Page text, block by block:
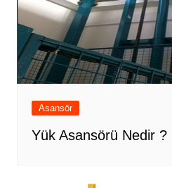
Asansör
Yük Asansörü Nedir ?